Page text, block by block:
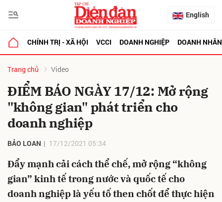
English
CHÍNH TRỊ - XÃ HỘI VCCI DOANH NGHIỆP DOANH NHÂN
Trang chủ Video
ĐIỂM BÁO NGÀY 17/12: Mở rộng
"không gian" phát triển cho
doanh nghiệp
BẢO LOAN 17/12/2021 05:34
Đẩy mạnh cải cách thể chế, mở rộng “không
gian” kinh tế trong nước và quốc tế cho
doanh nghiệp là yếu tố then chốt để thực hiện
luận
Hủy